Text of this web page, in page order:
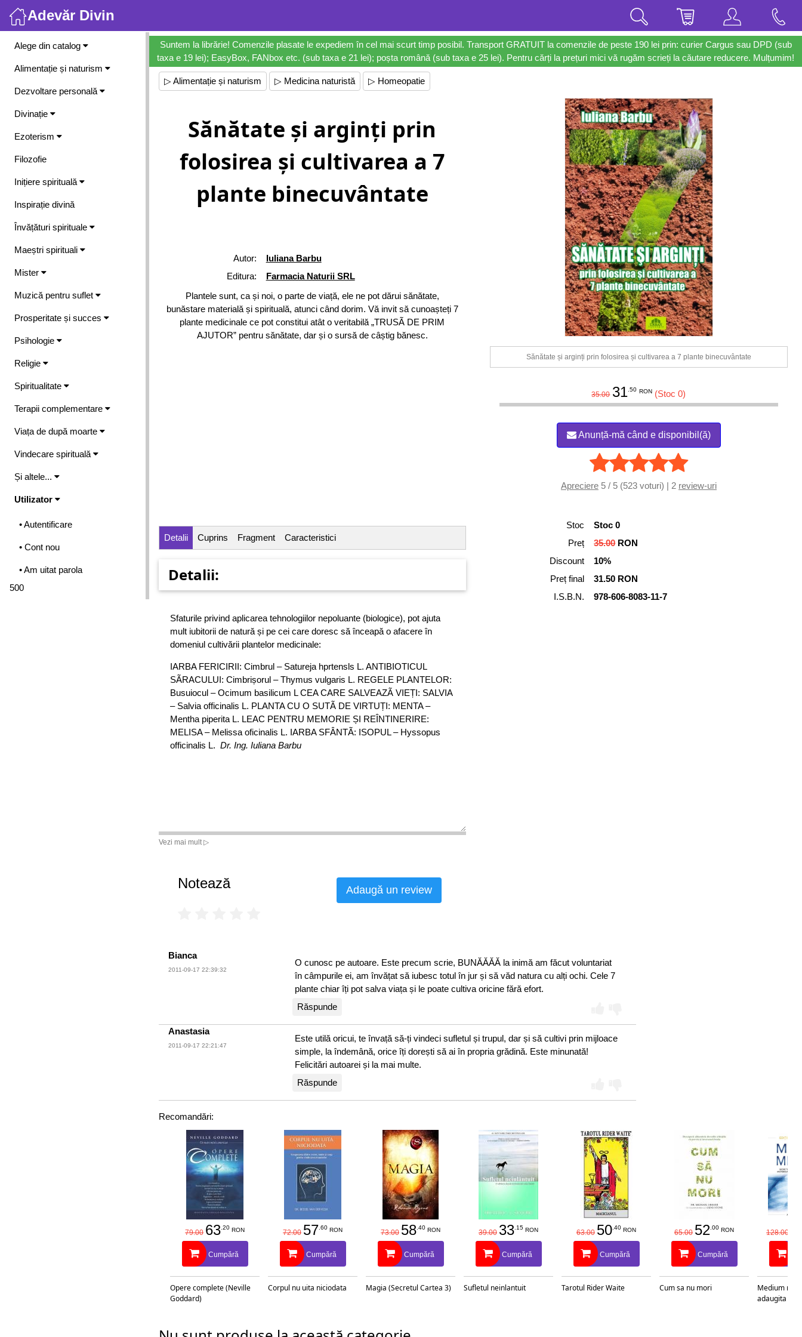
Adevăr Divin
Meniu
Alege din catalog
Alimentație și naturism
Dezvoltare personală
Divinație
Ezoterism
Filozofie
Inițiere spirituală
Inspirație divină
Învățături spirituale
Maeștri spirituali
Mister
Muzică pentru suflet
Prosperitate și succes
Psihologie
Religie
Spiritualitate
Terapii complementare
Viața de după moarte
Vindecare spirituală
Și altele...
Utilizator
• Autentificare
• Cont nou
• Am uitat parola
500
Suntem la librărie! Comenzile plasate le expediem în cel mai scurt timp posibil. Transport GRATUIT la comenzile de peste 190 lei prin: curier Cargus sau DPD (sub
taxa e 19 lei); EasyBox, FANbox etc. (sub taxa e 21 lei); poșta română (sub taxa e 25 lei). Pentru cărți la prețuri mici vă rugăm scrieți la căutare reducere. Mulțumim!
▷ Alimentație și naturism ▷ Medicina naturistă ▷ Homeopatie
Sănătate și arginți prin
folosirea și cultivarea a 7
plante binecuvântate
Autor:
Iuliana Barbu
Editura:
Farmacia Naturii SRL
Plantele sunt, ca și noi, o parte de viață, ele ne pot dărui sănătate,
bunăstare materială și spirituală, atunci când dorim. Vă invit să cunoașteți 7
plante medicinale ce pot constitui atât o veritabilă „TRUSÃ DE PRIM
AJUTOR” pentru sănătate, dar și o sursă de câștig bănesc.
Sănătate și arginți prin folosirea și cultivarea a 7 plante binecuvântate
35.00 31 .50 RON (Stoc 0)
Anunță-mă când e disponibil(ă)
Apreciere5 / 5 (523 voturi) | 2 review-uri
Detalii Cuprins Fragment Caracteristici
Detalii:
Sfaturile privind aplicarea tehnologiilor nepoluante (biologice), pot ajuta
mult iubitorii de natură și pe cei care doresc să înceapă o afacere în
domeniul cultivării plantelor medicinale:
IARBA FERICIRII: Cimbrul – Satureja hprtensls L. ANTIBIOTICUL
SÃRACULUI: Cimbrișorul – Thymus vulgaris L. REGELE PLANTELOR:
Busuiocul – Ocimum basilicum L CEA CARE SALVEAZÃ VIEȚI: SALVIA
– Salvia officinalis L. PLANTA CU O SUTÃ DE VIRTUȚI: MENTA –
Mentha piperita L. LEAC PENTRU MEMORIE ȘI REÎNTINERIRE:
MELISA – Melissa oficinalis L. IARBA SFÂNTÃ: ISOPUL – Hyssopus
officinalis L. Dr. Ing. Iuliana Barbu
Vezi mai mult ▷
Stoc
Stoc 0
Preț
35.00RON
Discount
10%
Preț final
31.50 RON
I.S.B.N.
978-606-8083-11-7
Notează Adaugă un review
Bianca
2011-09-17 22:39:32
O cunosc pe autoare. Este precum scrie, BUNĂĂĂĂ la inimă am făcut voluntariat
în câmpurile ei, am învățat să iubesc totul în jur și să văd natura cu alți ochi. Cele 7
plante chiar îți pot salva viața și le poate cultiva oricine fără efort.
Răspunde
Anastasia
2011-09-17 22:21:47
Este utilă oricui, te învață să-ți vindeci sufletul și trupul, dar și să cultivi prin mijloace
simple, la îndemână, orice îți dorești să ai în propria grădină. Este minunată!
Felicitări autoarei și la mai multe.
Răspunde
Recomandări:
79.00 63 .20 RON
Cumpără
Opere complete (Neville
Goddard)
72.00 57 .60 RON
Cumpără
Corpul nu uita niciodata
73.00 58 .40 RON
Cumpără
Magia (Secretul Cartea 3)
39.00 33 .15 RON
Cumpără
Sufletul neinlantuit
63.00 50 .40 RON
Cumpără
Tarotul Rider Waite
65.00 52 .00 RON
Cumpără
Cum sa nu mori
128.00
Medium
adaugita si